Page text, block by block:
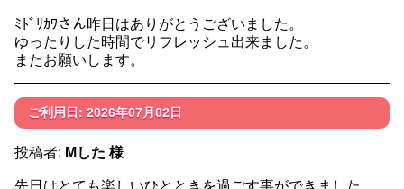
ﾐﾄﾞﾘｶﾜさん昨日はありがとうございました。
ゆったりした時間でリフレッシュ出来ました。
またお願いします。
ご利用日: 2026年07月02日
投稿者: Mした 様